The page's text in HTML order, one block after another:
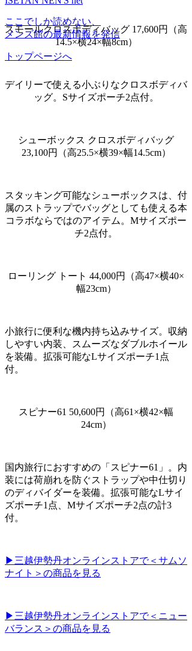
スモールクロスボディバッグ 17,600円（高
14.5×横24×幅8cm）
デイリーで使える小ぶりなクロスボディバ
ッグ。Sサイズポーチ2点付。
シューボックス クロスボディバッグ
23,100円（高25.5×横39×幅14.5cm）
スタッキング可能なシューボックスは、付
属のストラップでバッグとしても使える本
コラボならではのアイテム。Mサイズポー
チ2点付。
ローリング トート 44,000円（高47×横40×
幅23cm）
小旅行に便利な機内持ち込みサイズ。収納
しやすい内装、スムーズなダブルホイール
を装備。拡張可能なLサイズポーチ1点
付。
スピナー61 50,600円（高61×横42×幅
24cm）
国内旅行におすすめの「スピナー61」。内
装には荷崩れを防ぐストラップや中仕切り
のディバイダーを装備。拡張可能なLサイ
ズポーチ1点、Mサイズポーチ2点の計3
付。
▶三越伊勢丹オンラインストアで＜サムソ
ナイト＞の商品を見る
▶三越伊勢丹オンラインストアで＜ニュー
バランス＞の商品を見る
ここでしか読めない、
メンズ館の最新情報を発信
トップページへ